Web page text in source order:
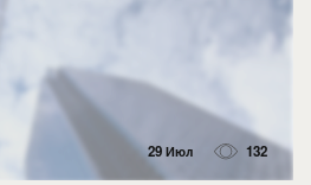
29 Июл 132